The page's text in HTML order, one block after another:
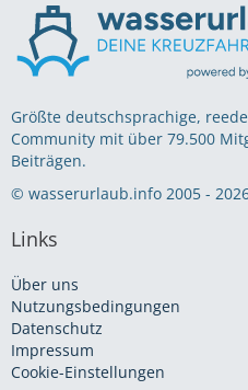
Größte deutschsprachige,
Community mit über 79.500
Beiträgen.
© wasserurlaub.info 2005 -
Links
Über uns
Nutzungsbedingungen
Datenschutz
Impressum
Cookie-Einstellungen